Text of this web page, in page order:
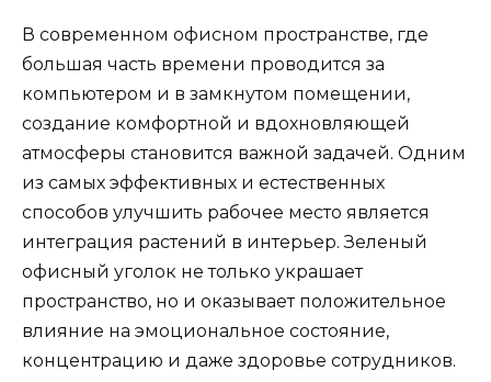
В современном офисном пространстве, где
большая часть времени проводится за
компьютером и в замкнутом помещении,
создание комфортной и вдохновляющей
атмосферы становится важной задачей. Одним
из самых эффективных и естественных
способов улучшить рабочее место является
интеграция растений в интерьер. Зеленый
офисный уголок не только украшает
пространство, но и оказывает положительное
влияние на эмоциональное состояние,
концентрацию и даже здоровье сотрудников.